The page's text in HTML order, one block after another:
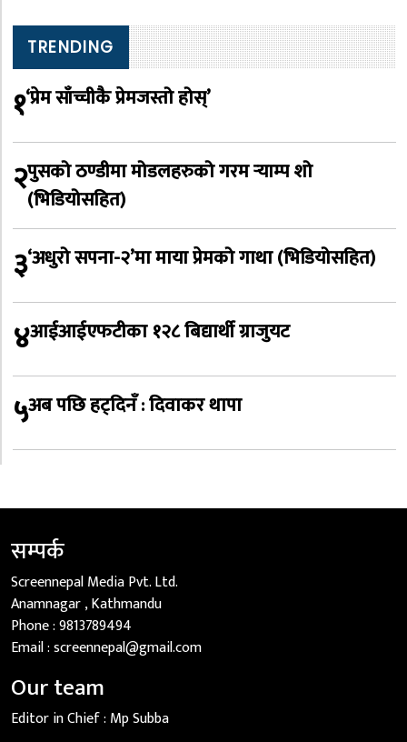
TRENDING
१‘प्रेम साँच्चीकै प्रेमजस्तो होस्’
२पुसको ठण्डीमा मोडलहरुको गरम र्‍याम्प शो
(भिडियोसहित)
३‘अधुरो सपना-२’मा माया प्रेमको गाथा (भिडियोसहित)
४आईआईएफटीका १२८ बिद्यार्थी ग्राजुयट
५अब पछि हट्दिनँ : दिवाकर थापा
सम्पर्क
Screennepal Media Pvt. Ltd.
Anamnagar , Kathmandu
Phone :9813789494
Email :screennepal@gmail.com
Our team
Editor in Chief : Mp Subba